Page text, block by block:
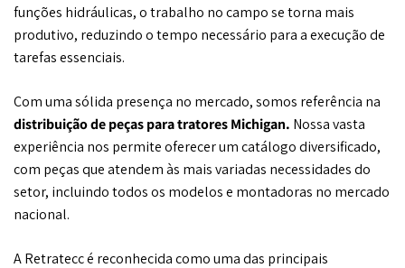
funções hidráulicas, o trabalho no campo se torna mais
produtivo, reduzindo o tempo necessário para a execução de
tarefas essenciais.
Com uma sólida presença no mercado, somos referência na
distribuição de peças para tratores Michigan. Nossa vasta
experiência nos permite oferecer um catálogo diversificado,
com peças que atendem às mais variadas necessidades do
setor, incluindo todos os modelos e montadoras no mercado
nacional.
A Retratecc é reconhecida como uma das principais